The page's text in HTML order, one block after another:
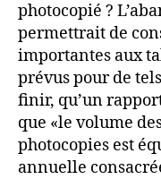
photocopié ?
permettrait de
importantes aux
prévus pour de
finir, qu’un
que «le volume
photocopies est
annuelle